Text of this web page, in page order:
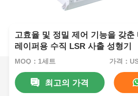
고효율 및 정밀 제어 기능을 갖춘
레이퍼용 수직 LSR 사출 성형기
MOQ：1세트
최고의 가격